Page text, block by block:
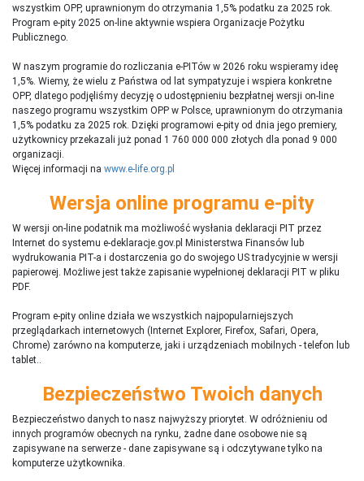
wszystkim OPP, uprawnionym do otrzymania 1,5% podatku za 2025 rok.
Program e-pity 2025 on-line aktywnie wspiera Organizacje Pożytku
Publicznego.
W naszym programie do rozliczania e-PITów w 2026 roku wspieramy ideę
1,5%. Wiemy, że wielu z Państwa od lat sympatyzuje i wspiera konkretne
OPP, dlatego podjęliśmy decyzję o udostępnieniu bezpłatnej wersji on-line
naszego programu wszystkim OPP w Polsce, uprawnionym do otrzymania
1,5% podatku za 2025 rok. Dzięki programowi e-pity od dnia jego premiery,
użytkownicy przekazali już ponad 1 760 000 000 złotych dla ponad 9 000
organizacji.
Więcej informacji na www.e-life.org.pl
Wersja online programu e-pity
W wersji on-line podatnik ma możliwość wysłania deklaracji PIT przez
Internet do systemu e-deklaracje.gov.pl Ministerstwa Finansów lub
wydrukowania PIT-a i dostarczenia go do swojego US tradycyjnie w wersji
papierowej. Możliwe jest także zapisanie wypełnionej deklaracji PIT w pliku
PDF.
Program e-pity online działa we wszystkich najpopularniejszych
przeglądarkach internetowych (Internet Explorer, Firefox, Safari, Opera,
Chrome) zarówno na komputerze, jaki i urządzeniach mobilnych - telefon lub
tablet..
Bezpieczeństwo Twoich danych
Bezpieczeństwo danych to nasz najwyższy priorytet. W odróżnieniu od
innych programów obecnych na rynku, żadne dane osobowe nie są
zapisywane na serwerze - dane zapisywane są i odczytywane tylko na
komputerze użytkownika.